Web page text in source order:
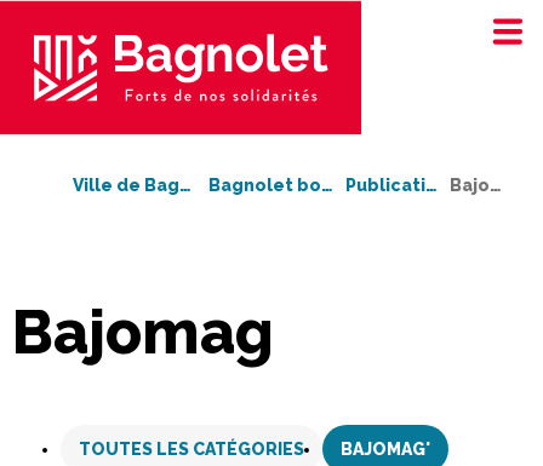
Ville de Bagnolet Bagnolet bouge ! Publications Bajomag'
Bajomag
contenu
TOUTES LES CATÉGORIES BAJOMAG'